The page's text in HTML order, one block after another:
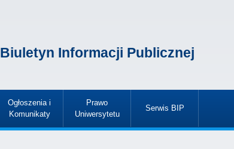
Biuletyn Informacji Publicznej
Ogłoszenia i
Komunikaty
»
Prawo
Uniwersytetu
»
Serwis BIP
»